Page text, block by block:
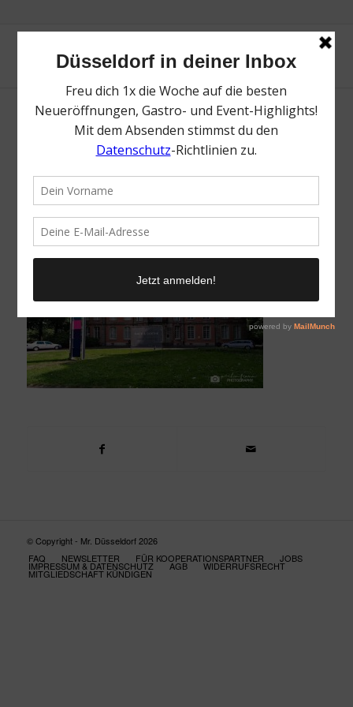
Schloss Jägerhof | Top 10 Schlösser in
Düsseldorf | Foto: @joachim.fromm
© Copyright - Mr. Düsseldorf 2026
FAQ
NEWSLETTER FÜR KOOPERATIONSPARTNER JOBS
IMPRESSUM & DATENSCHUTZ AGB WIDERRUFSRECHT
MITGLIEDSCHAFT KÜNDIGEN